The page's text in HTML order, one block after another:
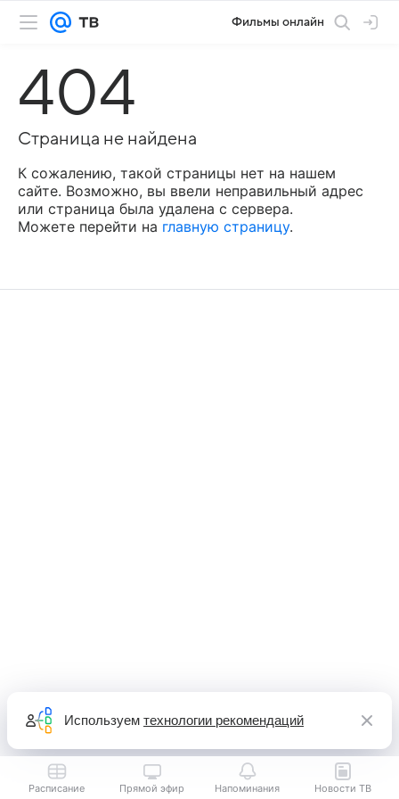
Фильмы онлайн
404
Страница не найдена
К сожалению, такой страницы нет на нашем
сайте. Возможно, вы ввели неправильный адрес
или страница была удалена с сервера.
Можете перейти на главную страницу.
Расписание Прямой эфир Напоминания Новости ТВ
Используем технологии рекомендаций